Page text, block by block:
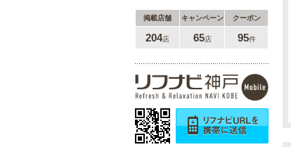
掲載店舗 キャンペーン クーポン
204店 65店 95件